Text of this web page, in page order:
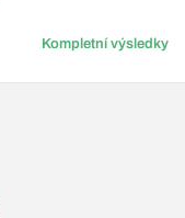
Kompletní výsledky